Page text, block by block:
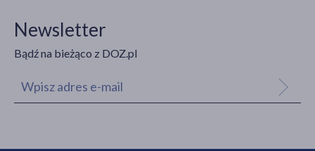
Newsletter
Bądź na bieżąco z DOZ.pl